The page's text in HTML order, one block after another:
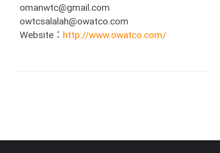
omanwtc@gmail.com
owtcsalalah@owatco.com
Website： http://www.owatco.com/